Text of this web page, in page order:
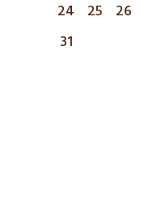
24
25 26
31